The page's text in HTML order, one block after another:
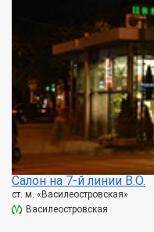
Салон на 7-й линии В.О.
ст. м. «Василеостровская»
Василеостровская